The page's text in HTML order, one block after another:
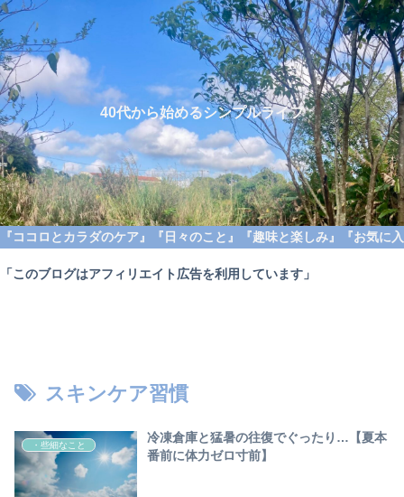
40代から始めるシンプルライフ
『ココロとカラダのケア』 『日々のこと』 『趣味と楽しみ』 『お気に
「このブログはアフィリエイト広告を利用しています」
スキンケア習慣
・些細なこと
冷凍倉庫と猛暑の往復でぐったり…【夏本
番前に体力ゼロ寸前】